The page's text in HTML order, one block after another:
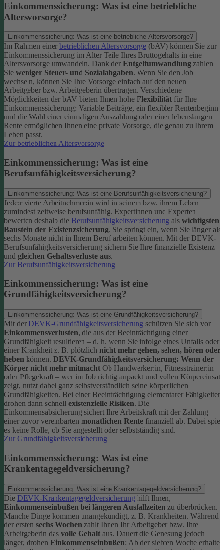
Einkommenssicherung: Was ist eine betriebliche
Altersvorsorge?
Einkommenssicherung: Was ist eine betriebliche Altersvorsorge?
Im Rahmen einer betrieblichen Altersvorsorge (bAV) können Sie zur
Einkommenssicherung im Alter Teile Ihres Bruttogehalts in eine
Altersvorsorge umwandeln. Dank der Entgeltumwandlung zahlen
Sie weniger Steuer- und Sozialabgaben. Wenn Sie den Job
wechseln, können Sie Ihre Vorsorge einfach auf den neuen
Arbeitgeber bzw. Arbeitgeberin übertragen. Verschiedene
Möglichkeiten der bAV bieten Ihnen hohe Flexibilität für Ihre
Einkommenssicherung: Variable Beiträge, ein flexibler Rentenbeginn
und die Wahl einer einmaligen Auszahlung oder einer lebenslangen
Rente ermöglichen Ihnen eine private Vorsorge, die genau zu Ihrem
Leben passt.
Zur betrieblichen Altersvorsorge
Einkommenssicherung: Was ist eine
Berufsunfähigkeitsversicherung?
Einkommenssicherung: Was ist eine Berufsunfähigkeitsversicherung?
Jede:r vierte Arbeitnehmer:in wird in seinem bzw. ihrem Leben
zumindest zeitweise berufsunfähig. Expertinnen und Experten
bewerten deshalb die Berufsunfähigkeitsversicherung als wichtigsten
Baustein der Existenzsicherung. Sie springt ein, wenn Sie länger
sechs Monate nicht in Ihrem Beruf arbeiten können. Mit der DEVK-
Berufsunfähigkeitsversicherung sichern Sie Ihre finanzielle Existenz
und gleichen Gehaltsverluste aus.
Zur Berufsunfähigkeitsversicherung
Einkommenssicherung: Was ist eine
Grundfähigkeitsversicherung?
Einkommenssicherung: Was ist eine Grundfähigkeitsversicherung?
Mit der DEVK-Grundfähigkeitsversicherung schützen Sie sich vor
Einkommensverlusten, die aus der Beeinträchtigung einer
Grundfähigkeit resultieren – d. h. wenn Sie infolge eines Unfalls oder
einer Krankheit z. B. plötzlich nicht mehr gehen, sehen, hören oder
heben können. DEVK-Grundfähigkeitsversicherung: Wenn der
Körper nicht mehr mitmacht Ob Handwerker:in, Fitnesstrainer:in
oder Pflegekraft – wer im Job richtig anpackt und vollen
zeigt, nutzt dabei ganz selbstverständlich seine körperlichen
Grundfähigkeiten. Bei einer Beeinträchtigung elementarer
drohen dann schnell existenzielle Risiken. Die
Einkommensabsicherung sichert Ihre Arbeitskraft mit der Zahlung
einer zuvor vereinbarten monatlichen Rente finanziell ab. Dabei
es keine Rolle, ob Sie angestellt oder selbstständig sind.
Zur Grundfähigkeitsversicherung
Einkommenssicherung: Was ist eine
Krankentagegeldversicherung?
Einkommenssicherung: Was ist eine Krankentagegeldversicherung?
Die DEVK-Krankentagegeldversicherung hilft Ihnen,
Einkommenseinbußen bei längeren Ausfallzeiten zu überbrücken.
Manche Dinge kommen unangekündigt, z. B. Krankheiten. Während
der ersten sechs Wochen zahlt Ihnen Ihr Arbeitgeber bzw. Ihre
Arbeitgeberin das volle Gehalt aus. Dauert die Genesung jedoch
länger, drohen Einkommenseinbußen: Ab der siebten Woche